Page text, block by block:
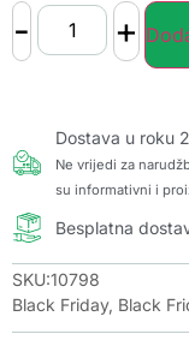
- +
Dostava u roku
Ne vrijedi za
su informativni i
Besplatna
SKU:10798
Black Friday, Black